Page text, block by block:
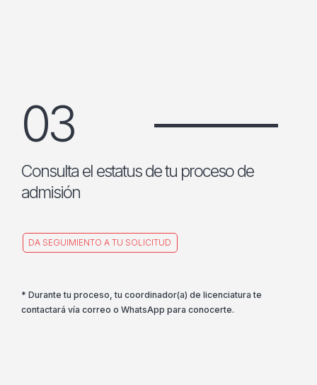
03
Consulta el estatus de tu proceso de
admisión
DA SEGUIMIENTO A TU SOLICITUD
* Durante tu proceso, tu coordinador(a) de licenciatura te
contactará vía correo o WhatsApp para conocerte.